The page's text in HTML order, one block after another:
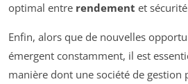
optimal entre rendement et
Enfin, alors que de nouvelles
émergent constamment, il est
manière dont une société de gestion